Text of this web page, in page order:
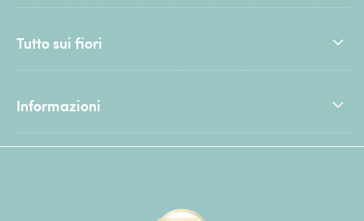
Tutto sui fiori
Informazioni